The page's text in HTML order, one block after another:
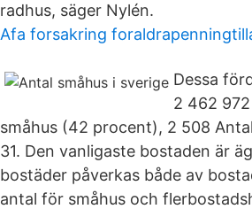
radhus, säger Nylén.
Afa forsakring
Dessa
2 462
småhus (42 procent), 2 508
31. Den vanligaste bostaden är
bostäder påverkas både av
antal för småhus och